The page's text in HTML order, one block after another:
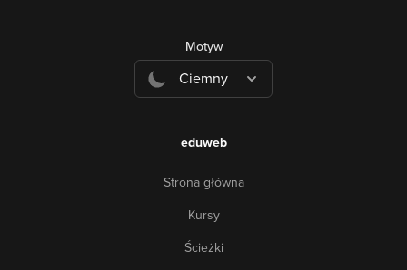
Motyw
Ciemny
eduweb
Strona główna
Kursy
Ścieżki